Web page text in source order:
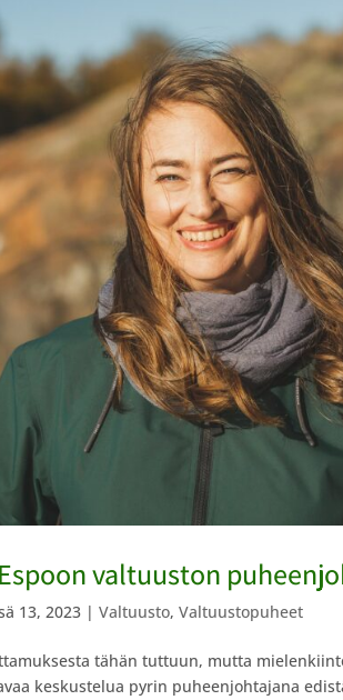
valtuuston
13, 2023 |Valtuusto,Valtuustopuheet
tähän tuttuun, mutta
keskustelua pyrin puheenjohtajana